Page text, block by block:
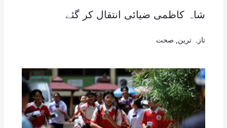
شاہ کاظمی ضیائی انتقال کر گئے
تازہ ترین صحت